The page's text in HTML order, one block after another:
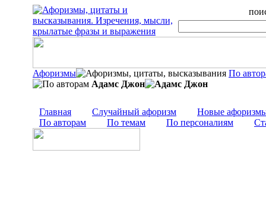
Афоризмы
По
Адамс Джон
Главная Случайный афоризм
Новые
По авторам
По темам По персоналиям